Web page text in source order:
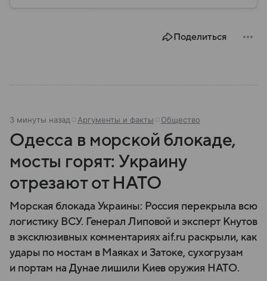
Поделиться
3 минуты назад Аргументы и факты Общество
Одесса в морской блокаде,
мосты горят: Украину
отрезают от НАТО
Морская блокада Украины: Россия перекрыла всю
логистику ВСУ. Генерал Липовой и эксперт Кнутов
в эксклюзивных комментариях aif.ru раскрыли, как
удары по мостам в Маяках и Затоке, сухогрузам
и портам на Дунае лишили Киев оружия НАТО.